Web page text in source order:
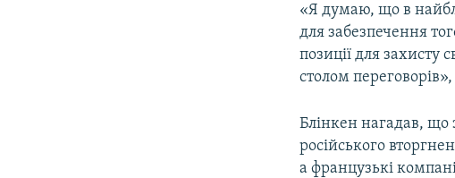
«Я думаю, що в
для забезпечення
позиції для захисту
столом
Блінкен нагадав, що
російського
а французькі